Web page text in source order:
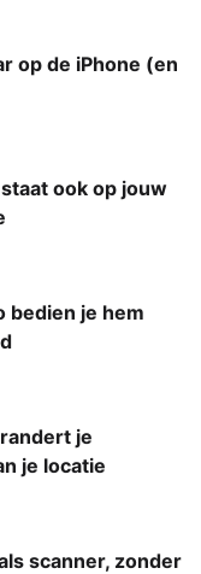
op de iPhone (en
ook op jouw
bedien je hem
je
je locatie
scanner, zonder